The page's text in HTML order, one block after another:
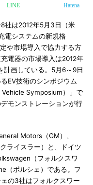
LINE Hatena
社は2012年5月3日（米
電システムの新規格
や市場導入で協力する方
電器の市場導入は2012年
計画している。5月6～9日
EV技術のシンポジウム
Symposium）」で
モンストレーションが行
Motors（GM）、
ライスラー）と、ドイツ
（フォルクスワ
（ポルシェ）である。フ
の3社はフォルクスワー